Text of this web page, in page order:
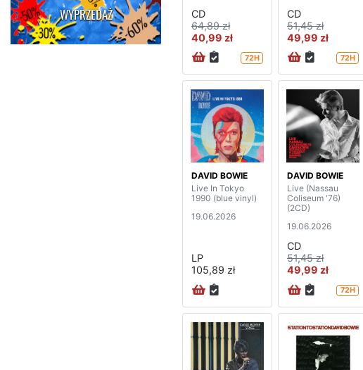
WYPRZEDAŻ
CD
64,89 zł
40,99 zł
72H
CD
51,45 zł
49,99 zł
72H
DAVID BOWIE
Live In Tokyo
1990 (blue vinyl)
19.06.2026
LP
105,89 zł
DAVID BOWIE
Live (Nassau
Coliseum '76)
(2CD)
19.06.2026
CD
51,45 zł
49,99 zł
72H